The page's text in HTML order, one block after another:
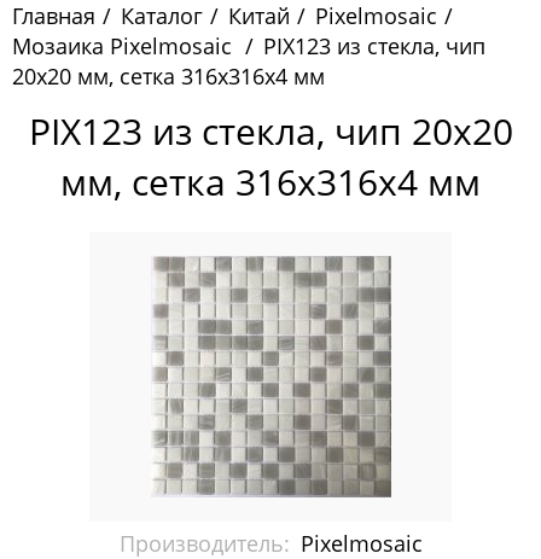
Китай
Pixelmosaic
Мозаика Pixelmosaic
Зеркала NS Bath
Керамогранит NSceramic
Керамогранит Staro
Мозаика ArtMoment
Мозаика Bars Crystal Mosaic
Мозаика Bonaparte
Главная Каталог Китай
Pixelmosaic
Мозаика Pixelmosaic
PIX123 из стекла, чип
20x20 мм, сетка 316х316х4 мм
PIX123 из стекла, чип 20x20
мм, сетка 316х316х4 мм
Производитель: Pixelmosaic